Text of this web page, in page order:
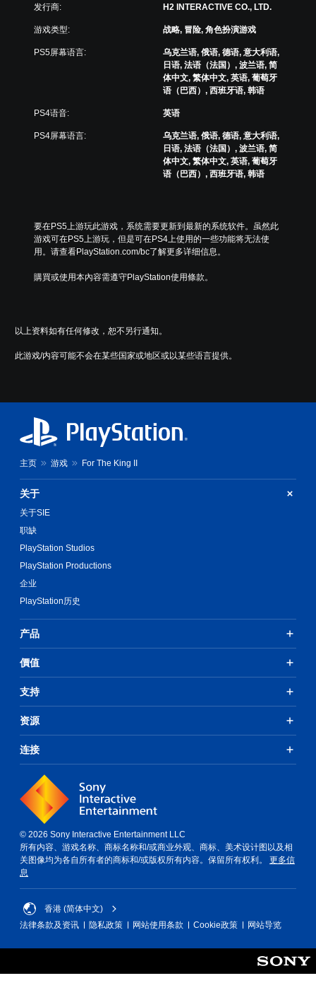
发行商: H2 INTERACTIVE CO., LTD.
游戏类型: 战略, 冒险, 角色扮演游戏
PS5屏幕语言:
乌克兰语, 俄语, 德语, 意大利语,
日语, 法语（法国）, 波兰语, 简
体中文, 繁体中文, 英语, 葡萄牙
语（巴西）, 西班牙语, 韩语
PS4语音: 英语
PS4屏幕语言:
乌克兰语, 俄语, 德语, 意大利语,
日语, 法语（法国）, 波兰语, 简
体中文, 繁体中文, 英语, 葡萄牙
语（巴西）, 西班牙语, 韩语
要在PS5上游玩此游戏，系统需要更新到最新的系统软件。虽然此
游戏可在PS5上游玩，但是可在PS4上使用的一些功能将无法使
用。请查看PlayStation.com/bc了解更多详细信息。
購買或使用本內容需遵守PlayStation使用條款。
以上资料如有任何修改，恕不另行通知。
此游戏/内容可能不会在某些国家或地区或以某些语言提供。
主页 游戏 For The King II
关于
关于SIE
职缺
PlayStation Studios
PlayStation Productions
企业
PlayStation历史
产品
價值
支持
资源
连接
© 2026 Sony Interactive Entertainment LLC
所有内容、游戏名称、商标名称和/或商业外观、商标、美术设计图以及相
关图像均为各自所有者的商标和/或版权所有内容。保留所有权利。 更多信
息
香港 (简体中文)
法律条款及资讯
隐私政策 网站使用条款 Cookie政策 网站导览